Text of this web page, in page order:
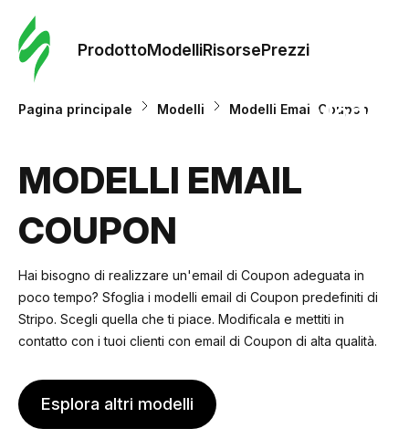
ProdottoModelliRisorsePrezzi
Modelli
Pagina principale Modelli Modelli Email Coupon
MODELLI EMAIL
COUPON
Hai bisogno di realizzare un'email di Coupon adeguata in
poco tempo? Sfoglia i modelli email di Coupon predefiniti di
Stripo. Scegli quella che ti piace. Modificala e mettiti in
contatto con i tuoi clienti con email di Coupon di alta qualità.
Esplora altri modelli